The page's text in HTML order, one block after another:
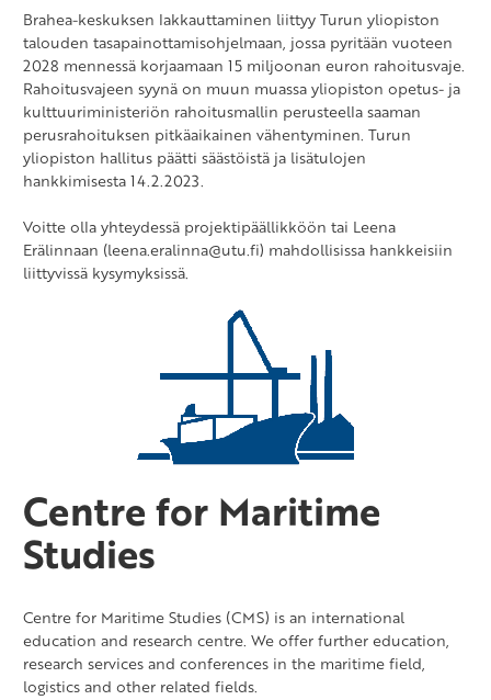
Brahea-keskuksen lakkauttaminen liittyy Turun yliopiston
talouden tasapainottamisohjelmaan, jossa pyritään vuoteen
2028 mennessä korjaamaan 15 miljoonan euron rahoitusvaje.
Rahoitusvajeen syynä on muun muassa yliopiston opetus- ja
kulttuuriministeriön rahoitusmallin perusteella saaman
perusrahoituksen pitkäaikainen vähentyminen. Turun
yliopiston hallitus päätti säästöistä ja lisätulojen
hankkimisesta 14.2.2023.
Voitte olla yhteydessä projektipäällikköön tai Leena
Erälinnaan (leena.eralinna@utu.fi) mahdollisissa hankkeisiin
liittyvissä kysymyksissä.
Centre for Maritime
Studies
Centre for Maritime Studies (CMS) is an international
education and research centre. We offer further education,
research services and conferences in the maritime field,
logistics and other related fields.